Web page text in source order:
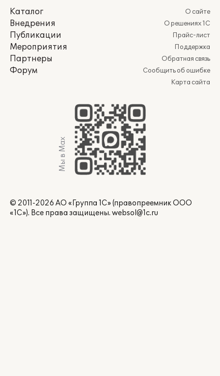
Каталог
Внедрения
Публикации
Мероприятия
Партнеры
Форум
О сайте
О решениях 1С
Прайс-лист
Поддержка
Обратная связь
Сообщить об ошибке
Карта сайта
Мы в Max
© 2011-2026 АО «Группа 1С» (правопреемник ООО
«1С»). Все права защищены. websol@1c.ru